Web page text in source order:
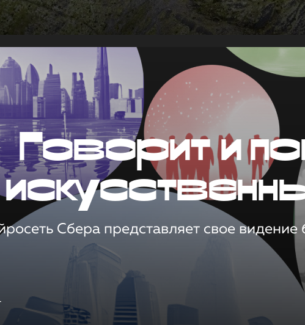
Говорит и
Сбера представляет свое